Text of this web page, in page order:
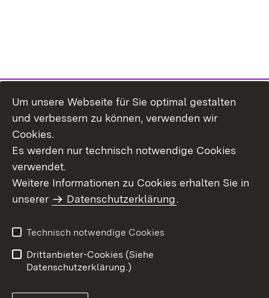
Themenübersicht
Barrierefreiheit
Um unsere Webseite für Sie optimal gestalten
und verbessern zu können, verwenden wir
Cookies.
Es werden nur technisch notwendige Cookies
verwendet.
Weitere Informationen zu Cookies erhalten Sie in
unserer
Datenschutzerklärung.
Technisch notwendige Cookies
Drittanbieter-Cookies (Siehe
Datenschutzerklärung.)